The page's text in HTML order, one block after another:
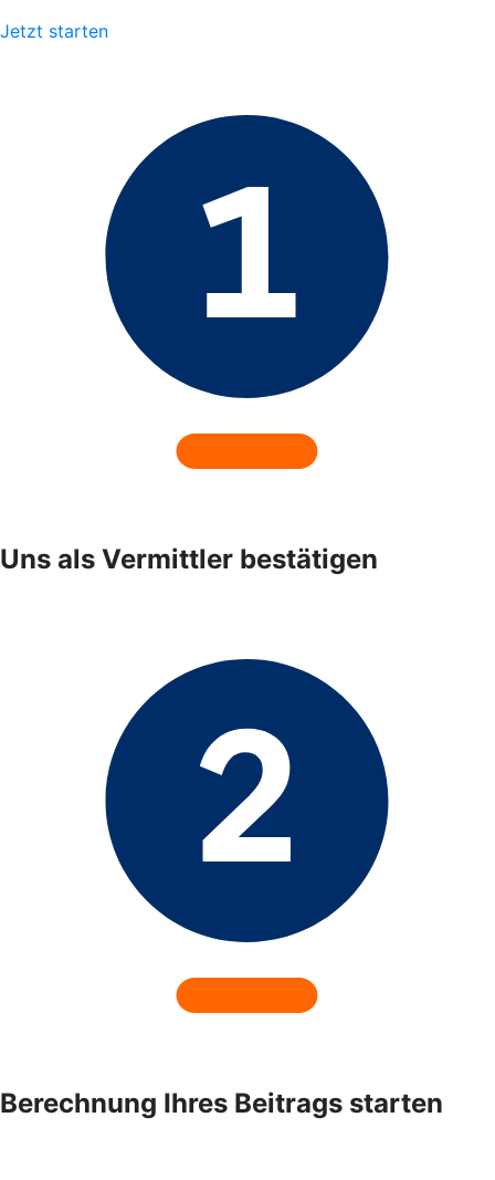
Jetzt starten
Uns als Vermittler bestätigen
Berechnung Ihres Beitrags starten